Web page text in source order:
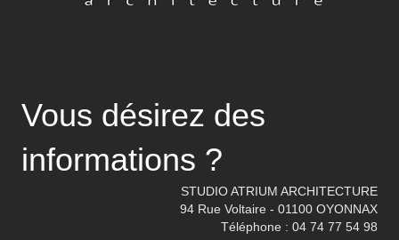
Vous désirez des
informations ?
STUDIO ATRIUM ARCHITECTURE
94 Rue Voltaire - 01100 OYONNAX
Téléphone : 04 74 77 54 98